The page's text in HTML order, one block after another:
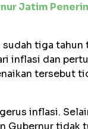
Jatim
tiga
inflasi dan
tersebut
inflasi.
Gubernur tidak